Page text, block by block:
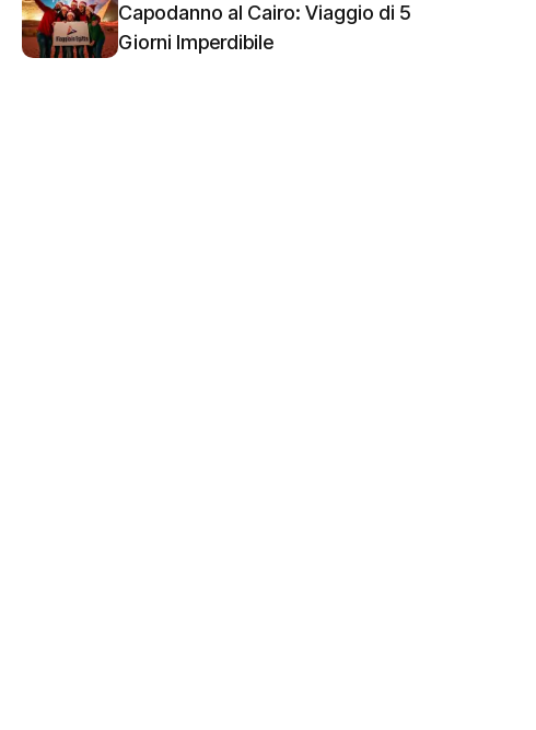
Capodanno al Cairo: Viaggio di 5
Giorni Imperdibile